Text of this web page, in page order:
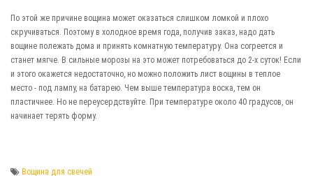
По этой же причине вощина может оказаться слишком ломкой и плохо
скручиваться. Поэтому в холодное время года, получив заказ, надо дать
вощине полежать дома и принять комнатную температуру. Она согреется и
станет мягче. В сильные морозы на это может потребоваться до 2-х суток! Если
и этого окажется недостаточно, но можно положить лист вощины в теплое
место - под лампу, на батарею. Чем выше температура воска, тем он
пластичнее. Но не переусердствуйте. При температуре около 40 градусов, он
начинает терять форму.
Вощина для свечей